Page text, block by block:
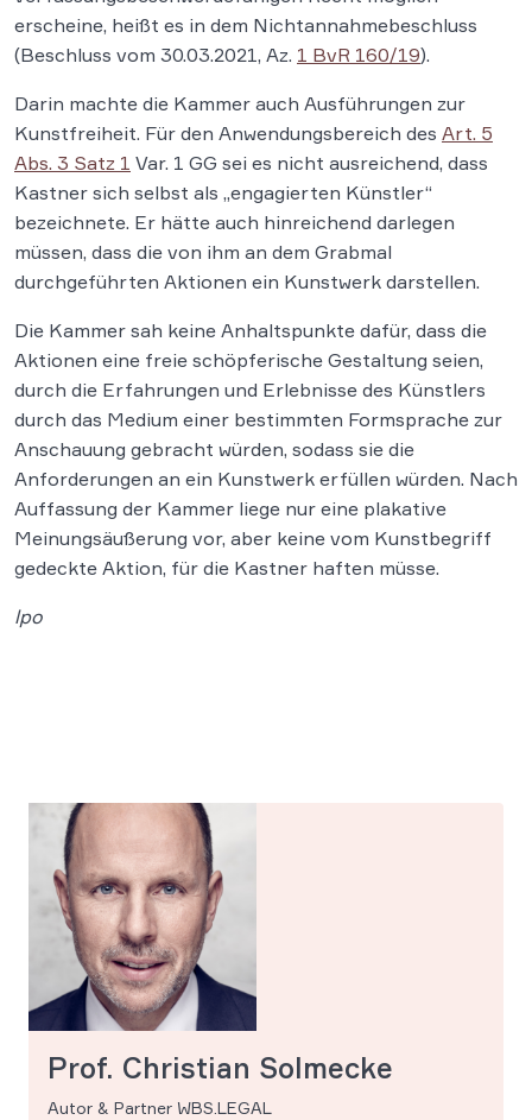
erscheine, heißt es in dem Nichtannahmebeschluss
(Beschluss vom 30.03.2021, Az. 1 BvR 160/19).
Darin machte die Kammer auch Ausführungen zur
Kunstfreiheit. Für den Anwendungsbereich des Art. 5
Abs. 3 Satz 1 Var. 1 GG sei es nicht ausreichend, dass
Kastner sich selbst als „engagierten Künstler“
bezeichnete. Er hätte auch hinreichend darlegen
müssen, dass die von ihm an dem Grabmal
durchgeführten Aktionen ein Kunstwerk darstellen.
Die Kammer sah keine Anhaltspunkte dafür, dass die
Aktionen eine freie schöpferische Gestaltung seien,
durch die Erfahrungen und Erlebnisse des Künstlers
durch das Medium einer bestimmten Formsprache zur
Anschauung gebracht würden, sodass sie die
Anforderungen an ein Kunstwerk erfüllen würden. Nach
Auffassung der Kammer liege nur eine plakative
Meinungsäußerung vor, aber keine vom Kunstbegriff
gedeckte Aktion, für die Kastner haften müsse.
lpo
Prof. Christian Solmecke
Autor & Partner WBS.LEGAL